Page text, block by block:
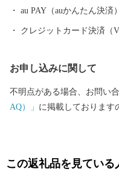
本市は、四季折々に多彩な
ています。 市の西側にあ
穏やかな隆起準平原で、な
「平泉」の関連資産である
au PAY（auかんたん決済
クレジットカード決済（
お申し込みに関して
不明点がある場合、お問い
AQ）」 に掲載しております
この返礼品を見てい